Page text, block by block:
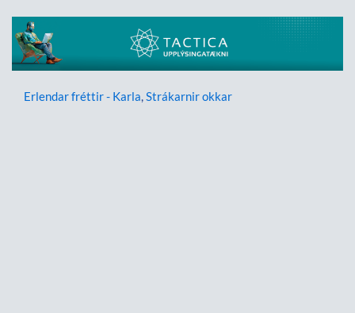
Erlendar fréttir - Karla,Strákarnir okkar